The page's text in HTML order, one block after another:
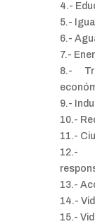
4.-
5.-
6.-
7.-
8.-
9.-
10.-
11.-
12.-
13.-
14.-
15.-